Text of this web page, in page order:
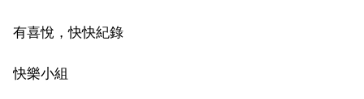
有喜悅，快快紀錄
快樂小組